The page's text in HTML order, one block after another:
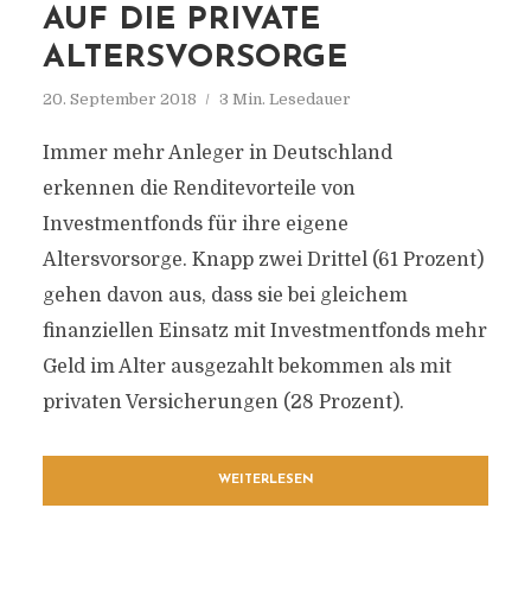
AUF DIE PRIVATE
ALTERSVORSORGE
20. September 2018 3 Min. Lesedauer
Immer mehr Anleger in Deutschland
erkennen die Renditevorteile von
Investmentfonds für ihre eigene
Altersvorsorge. Knapp zwei Drittel (61 Prozent)
gehen davon aus, dass sie bei gleichem
finanziellen Einsatz mit Investmentfonds mehr
Geld im Alter ausgezahlt bekommen als mit
privaten Versicherungen (28 Prozent).
WEITERLESEN